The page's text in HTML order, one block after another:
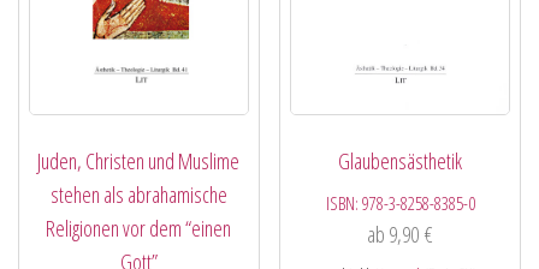
Juden, Christen und Muslime
stehen als abrahamische
Religionen vor dem “einen
Gott”
Glaubensästhetik
ISBN: 978-3-8258-8385-0
ab 9,90€